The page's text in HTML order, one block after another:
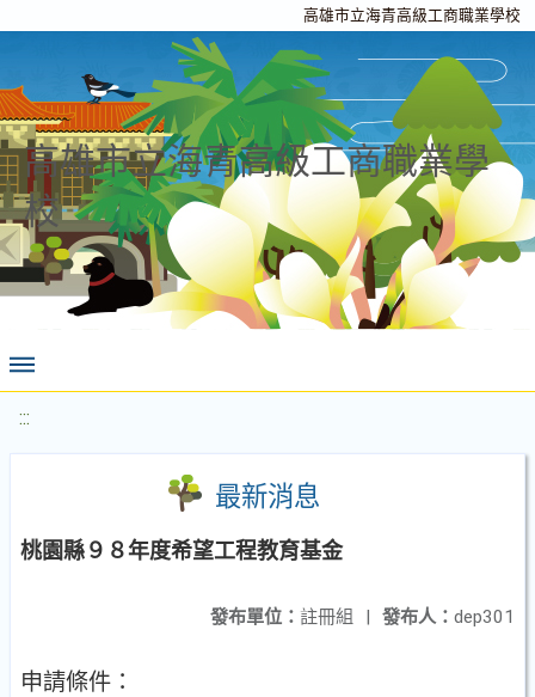
高雄市立海青高級工商職業學校
高雄市立海青高級工商職業學
校
:::
最新消息
桃園縣９８年度希望工程教育基金
發布人： dep301
發布單位： 註冊組 |
申請條件：